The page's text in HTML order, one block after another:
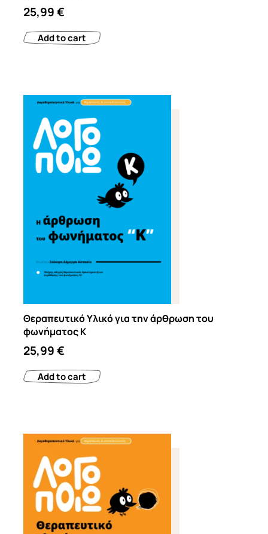
25,99€
Add to cart
Θεραπευτικό Υλικό για την άρθρωση του
φωνήματος Κ
25,99€
Add to cart